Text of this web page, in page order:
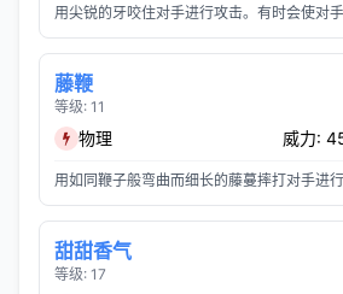
用尖锐的牙咬住对手进行攻击。有时会使对手
藤鞭
等级: 11
物理 威力:
用如同鞭子般弯曲而细长的藤蔓摔打对手进行
甜甜香气
等级: 17